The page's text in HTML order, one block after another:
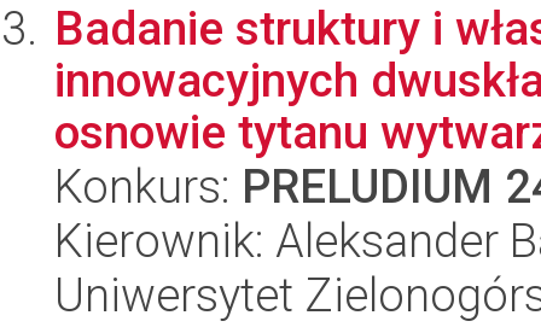
Badanie struktury i
innowacyjnych
osnowie tytanu
Konkurs: PRELUDIUM
Kierownik: Aleksander
Uniwersytet